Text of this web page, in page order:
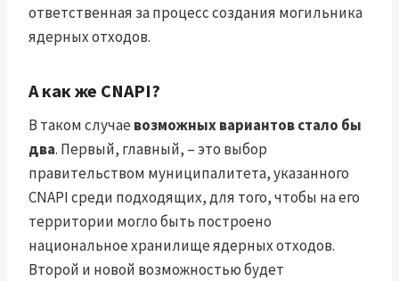
ответственная за процесс создания могильника
ядерных отходов.
А как же CNAPI?
В таком случае возможных вариантов стало бы
два. Первый, главный, – это выбор
правительством муниципалитета, указанного
CNAPI среди подходящих, для того, чтобы на его
территории могло быть построено
национальное хранилище ядерных отходов.
Второй и новой возможностью будет